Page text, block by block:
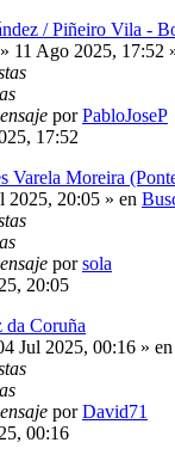
/ Piñeiro Vila -
11 Ago 2025, 17:52
porPabloJoseP
17:52
Varela Moreira
2025, 20:05 » en
porsola
20:05
da Coruña
Jul 2025, 00:16 » en
porDavid71
00:16